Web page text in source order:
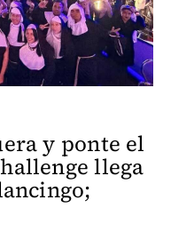
y ponte el
llega